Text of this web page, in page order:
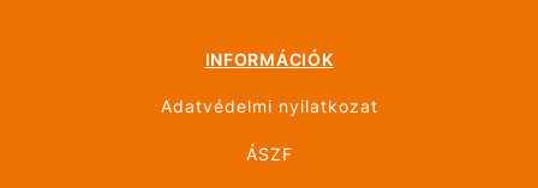
INFORMÁCIÓK
Adatvédelmi nyilatkozat
ÁSZF